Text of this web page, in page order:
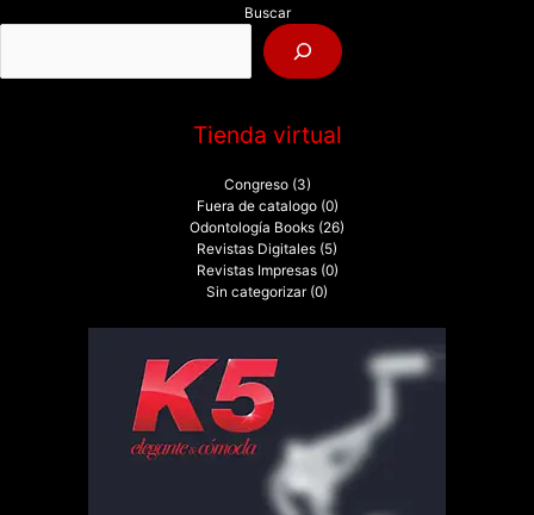
o
:
Buscar
Tienda virtual
Congreso (3)
Fuera de catalogo (0)
Odontología Books (26)
Revistas Digitales (5)
Revistas Impresas (0)
Sin categorizar (0)